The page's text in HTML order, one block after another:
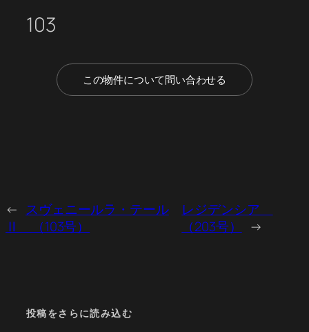
103
この物件について問い合わせる
← スヴェニールラ・テール
Ⅱ （103号）
レジデンシア
（203号）
→
投稿をさらに読み込む